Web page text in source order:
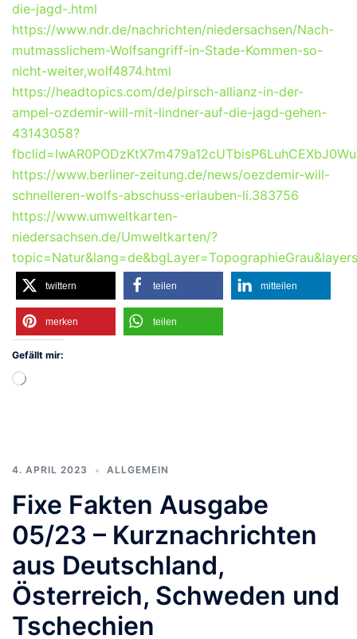
die-jagd-.html
https://www.ndr.de/nachrichten/niedersachsen/Nach-
mutmasslichem-Wolfsangriff-in-Stade-Kommen-so-
nicht-weiter,wolf4874.html
https://headtopics.com/de/pirsch-allianz-in-der-
ampel-ozdemir-will-mit-lindner-auf-die-jagd-gehen-
43143058?
https://www.berliner-zeitung.de/news/oezdemir-will-
schnelleren-wolfs-abschuss-erlauben-li.383756
https://www.umweltkarten-
niedersachsen.de/Umweltkarten/?
twittern teilen mitteilen
merken teilen
Gefällt mir:
Wird
4. APRIL 2023 ALLGEMEIN
Fixe Fakten Ausgabe
05/23 – Kurznachrichten
aus Deutschland,
Österreich, Schweden und
Tschechien